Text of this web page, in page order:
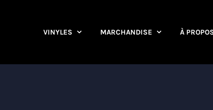
VINYLES MARCHANDISE À